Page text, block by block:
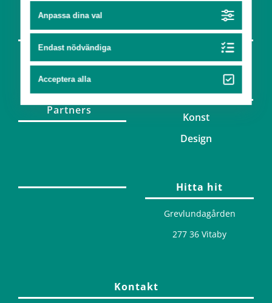
Om gården
Team
Partners
Hästar
Konst & design
Konst
Design
Hitta hit
Grevlundagården
277 36 Vitaby
Kontakt
Anpassa dina val
Endast nödvändiga
Acceptera alla